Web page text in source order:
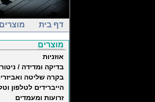
דף בית מוצרים
מוצרים
אוזניות
בדיקה ומדידה / ניטור
בקרה שליטה
הייברידים לטלפון
זרועות ומעמדים